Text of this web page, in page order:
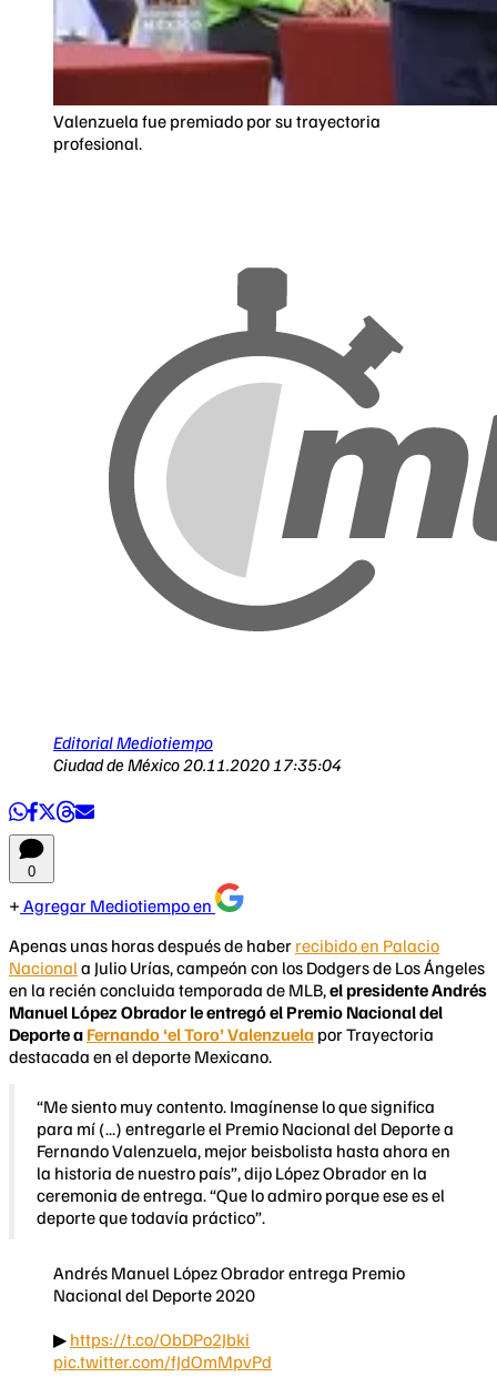
Valenzuela fue premiado por su trayectoria
profesional.
Editorial Mediotiempo
Ciudad de México20.11.2020 17:35:04
0
Agregar Mediotiempo en
Apenas unas horas después de haber recibido en Palacio
Nacional a Julio Urías, campeón con los Dodgers de Los Ángeles
en la recién concluida temporada de MLB,el presidente Andrés
Manuel López Obrador le entregó el Premio Nacional del
Deporte a Fernando ‘el Toro’ Valenzuela por Trayectoria
destacada en el deporte Mexicano.
“Me siento muy contento. Imagínense lo que significa
para mí (...) entregarle el Premio Nacional del Deporte a
Fernando Valenzuela, mejor beisbolista hasta ahora en
la historia de nuestro país”, dijo López Obrador en la
ceremonia de entrega. “Que lo admiro porque ese es el
deporte que todavía práctico”.
Andrés Manuel López Obrador entrega Premio
Nacional del Deporte 2020
▶ https://t.co/ObDPo2Jbki
pic.twitter.com/fJdOmMpvPd